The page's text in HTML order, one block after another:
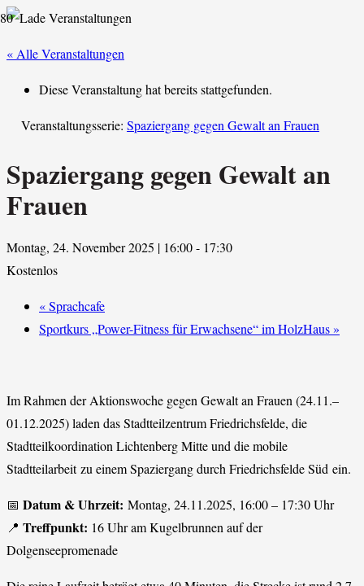
« Alle Veranstaltungen
Diese Veranstaltung hat bereits stattgefunden.
Veranstaltungsserie: Spaziergang gegen Gewalt an Frauen
Spaziergang gegen Gewalt an
Frauen
Montag, 24. November 2025 | 16:00- 17:30
Kostenlos
«Sprachcafe
Sportkurs „Power-Fitness für Erwachsene“ im HolzHaus»
Im Rahmen der Aktionswoche gegen Gewalt an Frauen (24.11.–
01.12.2025) laden das Stadtteilzentrum Friedrichsfelde, die
Stadtteilkoordination Lichtenberg Mitte und die mobile
Stadtteilarbeit zu einem Spaziergang durch Friedrichsfelde Süd ein.
📅 Datum & Uhrzeit: Montag, 24.11.2025, 16:00 – 17:30 Uhr
📍 Treffpunkt: 16 Uhr am Kugelbrunnen auf der
Dolgenseepromenade